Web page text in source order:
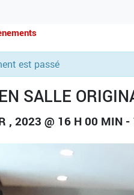
est passé
SALLE
, 2023 @ 16 H 00 MIN -